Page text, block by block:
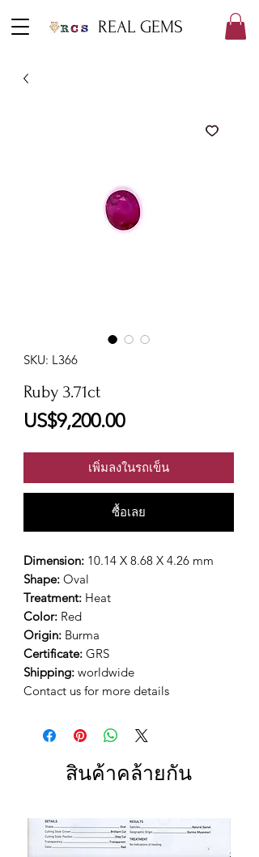
REAL GEMS
SKU: L366
Ruby 3.71ct
US$9,200.00ราคา
เพิ่มลงในรถเข็น
ซื้อเลย
Dimension: 10.14 X 8.68 X 4.26 mm
Shape: Oval
Treatment: Heat
Color: Red
Origin: Burma
Certificate: GRS
Shipping: worldwide
Contact us for more details
สินค้าคล้ายกัน